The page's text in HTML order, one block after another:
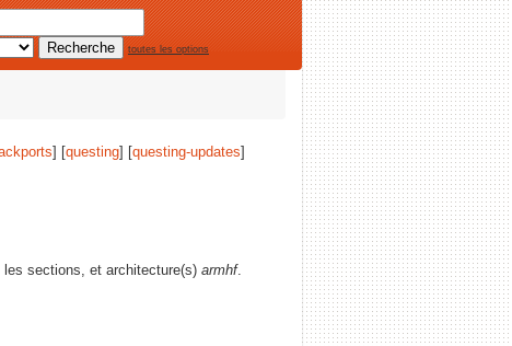
toutes les options
] [questing] [questing-updates]
les sections, et architecture(s) armhf.